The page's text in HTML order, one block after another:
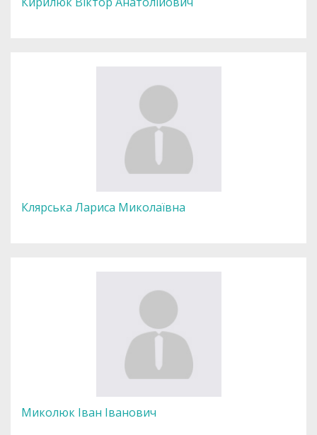
Клярська Лариса Миколаївна
Миколюк Іван Іванович